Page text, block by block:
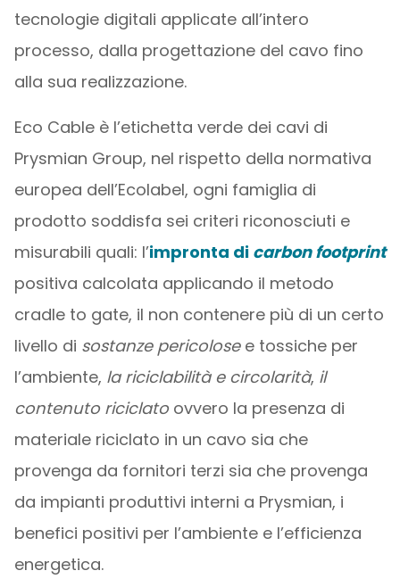
tecnologie digitali applicate all’intero
processo, dalla progettazione del cavo fino
alla sua realizzazione.
Eco Cable è l’etichetta verde dei cavi di
Prysmian Group, nel rispetto della normativa
europea dell’Ecolabel, ogni famiglia di
prodotto soddisfa sei criteri riconosciuti e
misurabili quali: l’impronta di carbon footprint
positiva calcolata applicando il metodo
cradle to gate, il non contenere più di un certo
livello di sostanze pericolose e tossiche per
l’ambiente, la riciclabilità e circolarità, il
contenuto riciclatoovvero la presenza di
materiale riciclato in un cavo sia che
provenga da fornitori terzi sia che provenga
da impianti produttivi interni a Prysmian, i
benefici positivi per l’ambiente e l’efficienza
energetica.